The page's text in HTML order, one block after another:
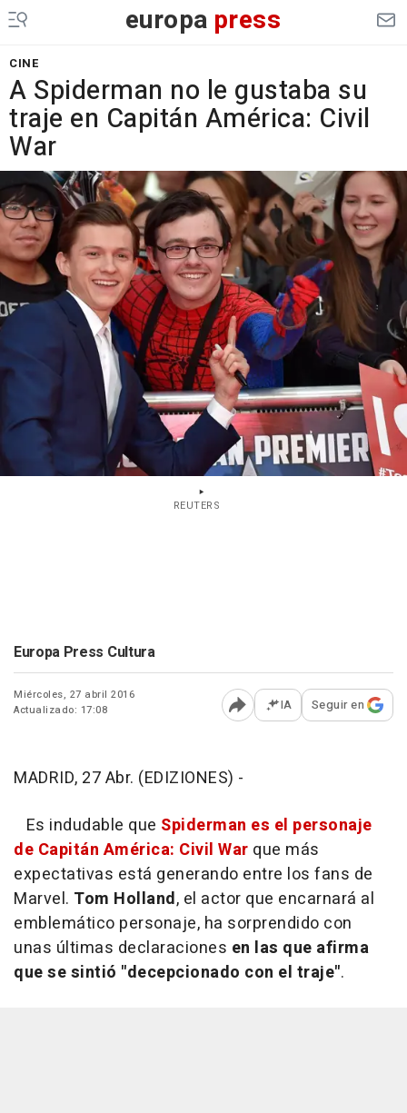
europa press
CINE
A Spiderman no le gustaba su
traje en Capitán América: Civil
War
REUTERS
Europa Press Cultura
Miércoles, 27 abril 2016
Actualizado: 17:08
Abrir opciones para
IA Seguir en
MADRID, 27 Abr. (EDIZIONES) -
Es indudable que Spiderman es el personaje
de Capitán América: Civil War que más
expectativas está generando entre los fans de
Marvel. Tom Holland, el actor que encarnará al
emblemático personaje, ha sorprendido con
unas últimas declaraciones en las que afirma
que se sintió "decepcionado con el traje".